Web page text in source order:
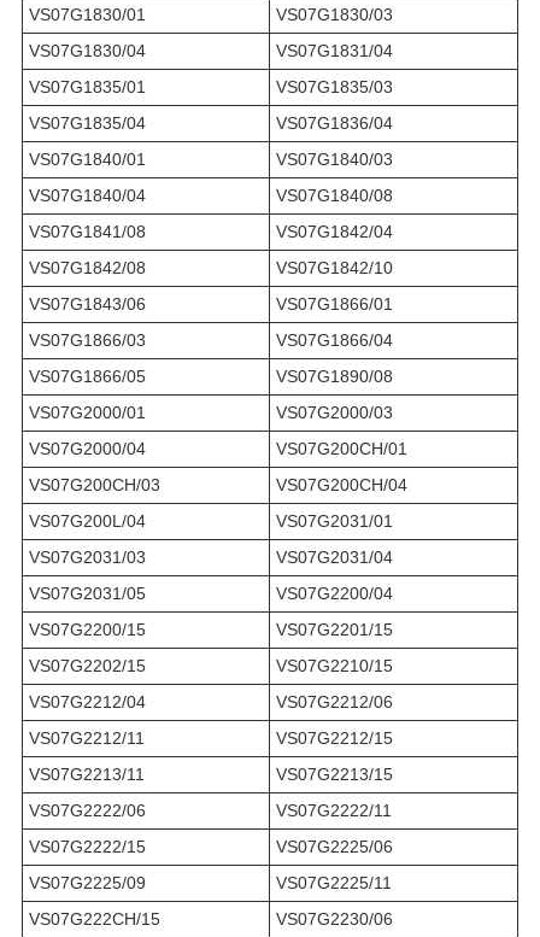
VS07G1830/01
VS07G1830/03
VS07G1830/04
VS07G1831/04
VS07G1835/01
VS07G1835/03
VS07G1835/04
VS07G1836/04
VS07G1840/01
VS07G1840/03
VS07G1840/04
VS07G1840/08
VS07G1841/08
VS07G1842/04
VS07G1842/08
VS07G1842/10
VS07G1843/06
VS07G1866/01
VS07G1866/03
VS07G1866/04
VS07G1866/05
VS07G1890/08
VS07G2000/01
VS07G2000/03
VS07G2000/04
VS07G200CH/01
VS07G200CH/03
VS07G200CH/04
VS07G200L/04
VS07G2031/01
VS07G2031/03
VS07G2031/04
VS07G2031/05
VS07G2200/04
VS07G2200/15
VS07G2201/15
VS07G2202/15
VS07G2210/15
VS07G2212/04
VS07G2212/06
VS07G2212/11
VS07G2212/15
VS07G2213/11
VS07G2213/15
VS07G2222/06
VS07G2222/11
VS07G2222/15
VS07G2225/06
VS07G2225/09
VS07G2225/11
VS07G222CH/15
VS07G2230/06